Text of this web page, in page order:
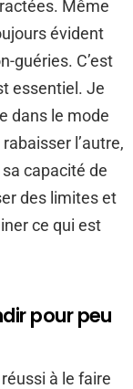
Même
évident
guéries. C’est
essentiel. Je
dans le mode
l’autre,
capacité de
des limites et
ce qui est
pour peu
réussi à le faire